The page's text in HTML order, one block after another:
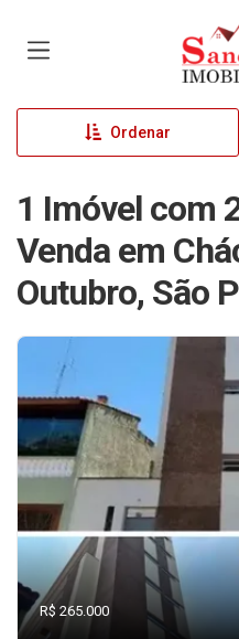
Ordenar
1 Imóvel com
Venda em
Outubro, São
R$ 265.000